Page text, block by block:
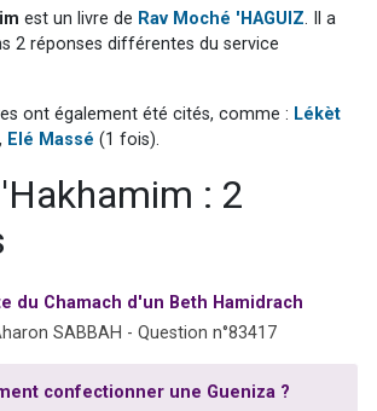
Il reste 49 places pour étudier en groupe sur Zoom
12 nouvelles musiques dans Torah-Box Music
est un livre de Rav Moché 'HAGUIZ. Il a
2 réponses différentes du service
ont également été cités, comme : Lékèt
Elé Massé (1 fois).
: 2
du Chamach d'un Beth Hamidrach
SABBAH - Question n°83417
confectionner une Gueniza ?